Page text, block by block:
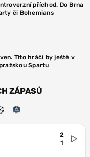
příchod. Do Brna
či Bohemians
Tito hráči by ještě v
Spartu
ZÁPASŮ
2
1